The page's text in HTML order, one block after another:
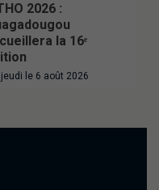
2026 :
la 16ᵉ
jeudi le 6 août 2026